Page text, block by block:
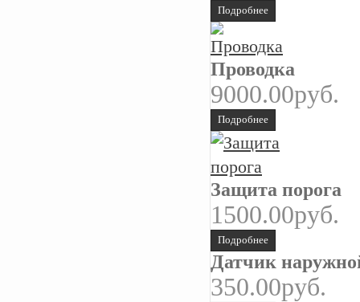
Подробнее
Проводка
9000.00руб.
Подробнее
Защита порога
1500.00руб.
Подробнее
Датчик
350.00руб.